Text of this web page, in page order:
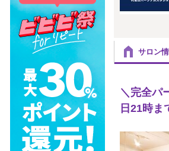
サロン
＼完全パ
日21時ま